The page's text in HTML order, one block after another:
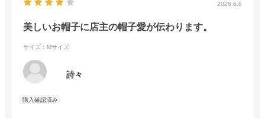
2026.6.6
美しいお帽子に店主の帽子愛が伝わります。
サイズ：Mサイズ
詩々